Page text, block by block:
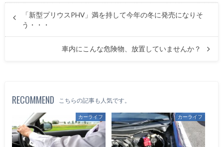
「新型プリウスPHV」満を持して今年の冬に発売になりそ
う・・・
車内にこんな危険物、放置していませんか？
RECOMMEND こちらの記事も人気です。
カーライフ カーライフ